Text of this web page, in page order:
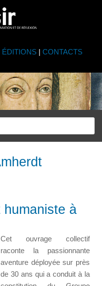
ÉDITIONS| CONTACTS
humaniste à
Cet ouvrage collectif
raconte la passionnante
aventure déployée sur près
de 30 ans qui a conduit à la